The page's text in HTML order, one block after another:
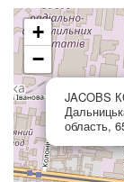
JACOBS
область,
+
−